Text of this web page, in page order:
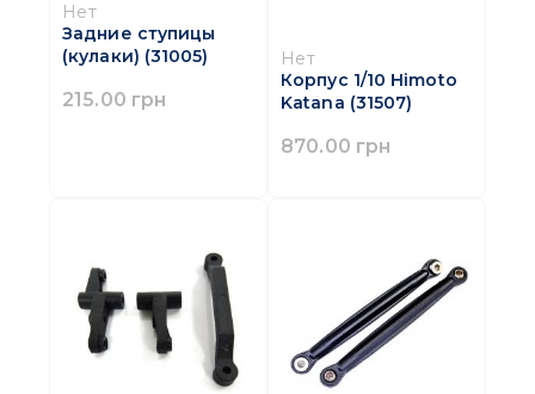
Нет
Задние ступицы
(кулаки) (31005)
215.00 грн
Нет
Корпус 1/10 Himoto
Katana (31507)
870.00 грн